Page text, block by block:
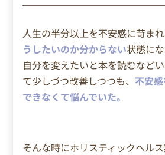
人生の半分以上を不安感に苛まれ
うしたいのか分からない状態にな
自分を変えたいと本を読むなど
て少しづつ改善しつつも、 不安
できなくて悩んでいた。
そんな時にホリスティックヘル